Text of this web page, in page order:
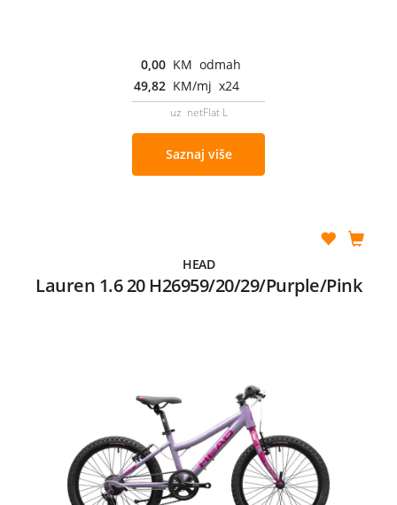
0,00 KM odmah
49,82 KM/mj x24
uz netFlat L
Saznaj više
HEAD
Lauren 1.6 20 H26959/20/29/Purple/Pink